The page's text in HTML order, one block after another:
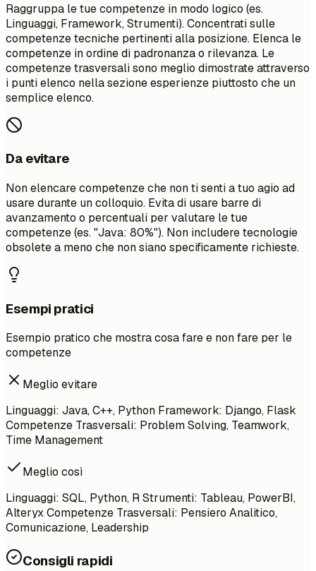
Raggruppa le tue competenze in modo logico (es.
Linguaggi, Framework, Strumenti). Concentrati sulle
competenze tecniche pertinenti alla posizione. Elenca le
competenze in ordine di padronanza o rilevanza. Le
competenze trasversali sono meglio dimostrate attraverso
i punti elenco nella sezione esperienze piuttosto che un
semplice elenco.
Da evitare
Non elencare competenze che non ti senti a tuo agio ad
usare durante un colloquio. Evita di usare barre di
avanzamento o percentuali per valutare le tue
competenze (es. "Java: 80%"). Non includere tecnologie
obsolete a meno che non siano specificamente richieste.
Esempi pratici
Esempio pratico che mostra cosa fare e non fare per le
competenze
Meglio evitare
Linguaggi: Java, C++, Python Framework: Django, Flask
Competenze Trasversali: Problem Solving, Teamwork,
Time Management
Meglio così
Linguaggi: SQL, Python, R Strumenti: Tableau, PowerBI,
Alteryx Competenze Trasversali: Pensiero Analitico,
Comunicazione, Leadership
Consigli rapidi